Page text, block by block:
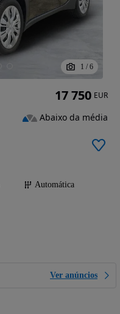
1 / 6
Automática
Ver anúncios
17 750 EUR
Abaixo da média